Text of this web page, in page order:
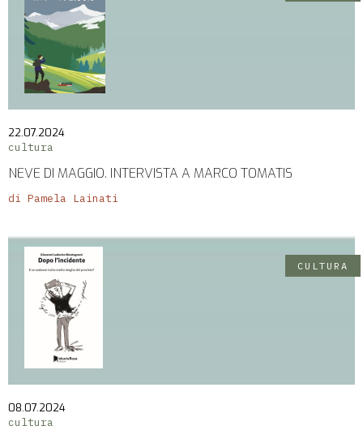
22.07.2024
cultura
NEVE DI MAGGIO. INTERVISTA A MARCO TOMATIS
di Pamela Lainati
CULTURA
08.07.2024
cultura